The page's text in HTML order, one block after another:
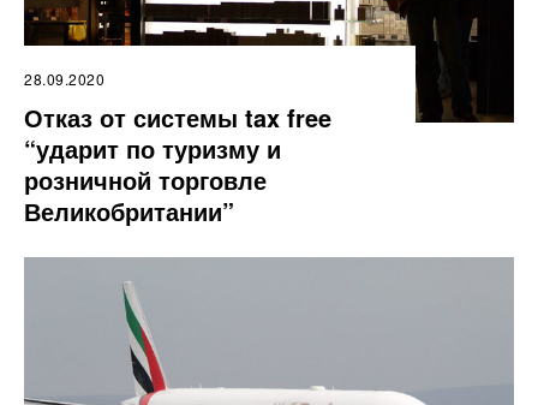
28.09.2020
Отказ от системы tax free
“ударит по туризму и
розничной торговле
Великобритании”